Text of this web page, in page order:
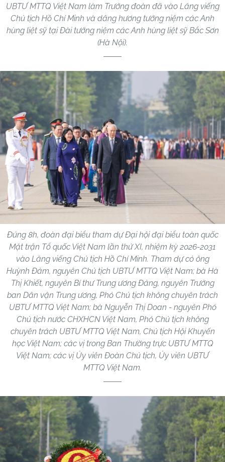
UBTƯ MTTQ Việt Nam làm Trưởng đoàn đã vào Lăng viếng
Chủ tịch Hồ Chí Minh và dâng hương tưởng niệm các Anh
hùng liệt sỹ tại Đài tưởng niệm các Anh hùng liệt sỹ Bắc Sơn
(Hà Nội).
Đúng 8h, đoàn đại biểu tham dự Đại hội đại biểu toàn quốc
Mặt trận Tổ quốc Việt Nam lần thứ XI, nhiệm kỳ 2026-2031
vào Lăng viếng Chủ tịch Hồ Chí Minh. Tham dự có ông
Huỳnh Đảm, nguyên Chủ tịch UBTƯ MTTQ Việt Nam; bà Hà
Thị Khiết, nguyên Bí thư Trung ương Đảng, nguyên Trưởng
ban Dân vận Trung ương, Phó Chủ tịch không chuyên trách
UBTƯ MTTQ Việt Nam; bà Nguyễn Thị Doan - nguyên Phó
Chủ tịch nước CHXHCN Việt Nam, Phó Chủ tịch không
chuyên trách UBTƯ MTTQ Việt Nam, Chủ tịch Hội Khuyến
học Việt Nam; các vị trong Ban Thường trực UBTƯ MTTQ
Việt Nam; các vị Ủy viên Đoàn Chủ tịch, Ủy viên UBTƯ
MTTQ Việt Nam.